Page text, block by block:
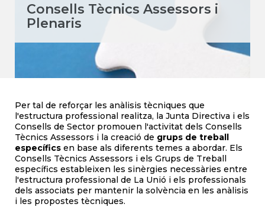
Consells Tècnics Assessors i
Plenaris
Per tal de reforçar les anàlisis tècniques que
l'estructura professional realitza, la Junta Directiva i els
Consells de Sector promouen l'activitat dels Consells
Tècnics Assessors i la creació de grups de treball
específics en base als diferents temes a abordar. Els
Consells Tècnics Assessors i els Grups de Treball
específics estableixen les sinèrgies necessàries entre
l'estructura professional de La Unió i els professionals
dels associats per mantenir la solvència en les anàlisis
i les propostes tècniques.